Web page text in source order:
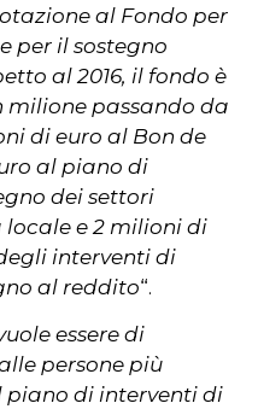
al Fondo per
per il sostegno
al 2016, il fondo è
passando da
di euro al Bon de
al piano di
dei settori
e 2 milioni di
interventi di
al reddito“.
essere di
persone più
piano di interventi di